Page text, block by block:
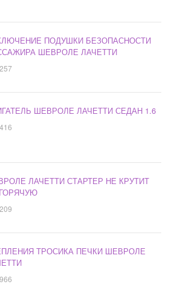
ПОДУШКИ БЕЗОПАСНОСТИ
ШЕВРОЛЕ ЛАЧЕТТИ
ШЕВРОЛЕ ЛАЧЕТТИ СЕДАН 1.6
ЛАЧЕТТИ СТАРТЕР НЕ КРУТИТ
ТРОСИКА ПЕЧКИ ШЕВРОЛЕ